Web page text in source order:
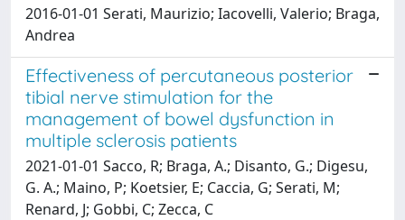
2016-01-01 Serati, Maurizio; Iacovelli, Valerio; Braga,
Andrea
Effectiveness of percutaneous posterior
tibial nerve stimulation for the
management of bowel dysfunction in
multiple sclerosis patients
2021-01-01 Sacco, R; Braga, A.; Disanto, G.; Digesu,
G. A.; Maino, P; Koetsier, E; Caccia, G; Serati, M;
Renard, J; Gobbi, C; Zecca, C